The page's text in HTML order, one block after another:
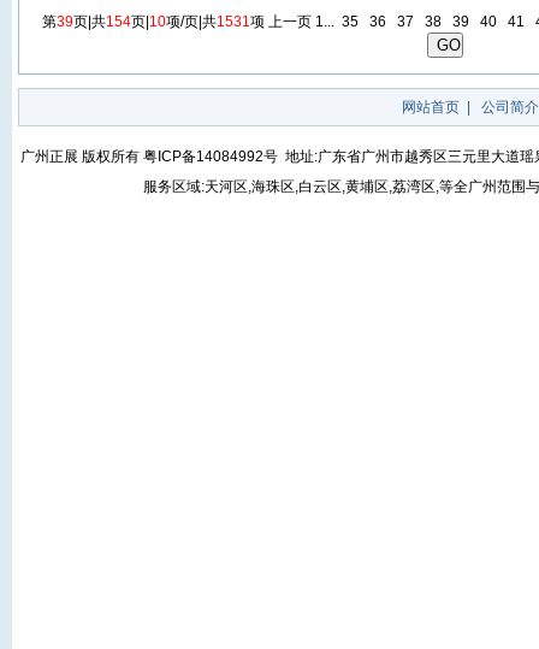
第39页|共154页|10项/页|共1531 项 上一页 1... 35 36 37 38 39 40 41
网站首页 公司简介
广州正展 版权所有 粤ICP备14084992号 地址:广东省广州市越秀区三元里大道
服务区域:天河区,海珠区,白云区,黄埔区,荔湾区,等全广州范围与